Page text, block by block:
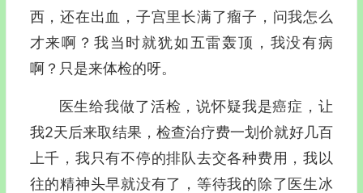
西，还在出血，子宫里长满了瘤子，问我怎么
才来啊？我当时就犹如五雷轰顶，我没有病
啊？只是来体检的呀。
医生给我做了活检，说怀疑我是癌症，让
我2天后来取结果，检查治疗费一划价就好几百
上千，我只有不停的排队去交各种费用，我以
往的精神头早就没有了，等待我的除了医生冰